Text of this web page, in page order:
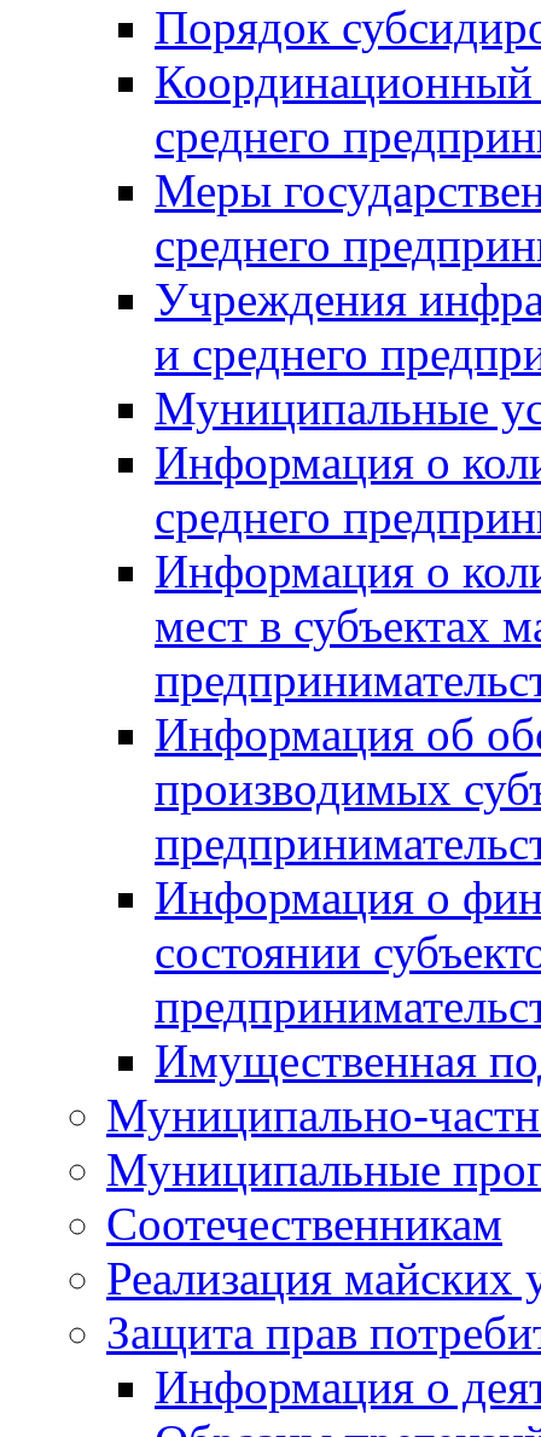
Порядок
Координационный
среднего
Меры
среднего
Учреждения
и среднего
Муниципальные
Информация о
среднего
Информация о
мест в субъектах
Информация об
производимых
Информация о
состоянии
Имущественная
Муниципально-
Муниципальные
Соотечественникам
Реализация майских
Защита прав
Информация о